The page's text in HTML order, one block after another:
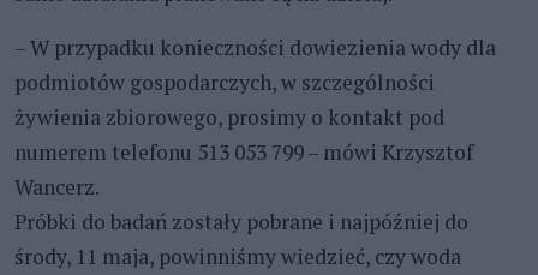
– W przypadku konieczności dowiezienia wody dla
podmiotów gospodarczych, w szczególności
żywienia zbiorowego, prosimy o kontakt pod
numerem telefonu 513 053 799 – mówi Krzysztof
Wancerz.
Próbki do badań zostały pobrane i najpóźniej do
środy, 11 maja, powinniśmy wiedzieć, czy woda